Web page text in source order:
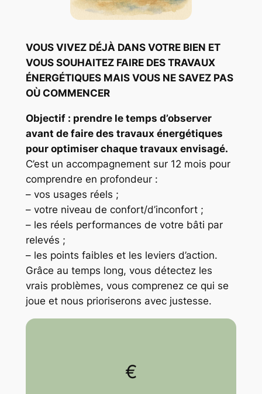
VOUS VIVEZ DÉJÀ DANS VOTRE BIEN ET
VOUS SOUHAITEZ FAIRE DES TRAVAUX
ÉNERGÉTIQUES MAIS VOUS NE SAVEZ PAS
OÙ COMMENCER
Objectif : prendre le temps d’observer
avant de faire des travaux énergétiques
pour optimiser chaque travaux envisagé.
C’est un accompagnement sur 12 mois pour
comprendre en profondeur :
– vos usages réels ;
– votre niveau de confort/d’inconfort ;
– les réels performances de votre bâti par
relevés ;
– les points faibles et les leviers d’action.
Grâce au temps long, vous détectez les
vrais problèmes, vous comprenez ce qui se
joue et nous prioriserons avec justesse.
€